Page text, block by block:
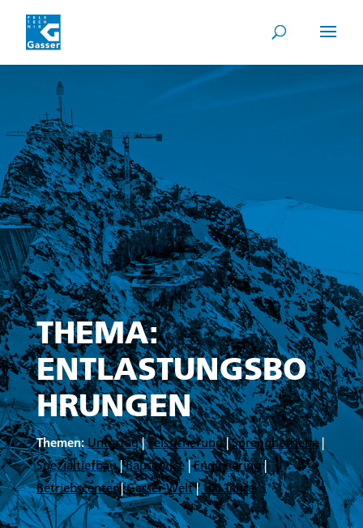
THEMA:
ENTLASTUNGSBO
HRUNGEN
Themen:Untertag|Felssicherung|Sprengbetriebe|
Spezialtiefbau|Bauservice|Engineering|
Betriebscenter|Gasser Welt|100 Jahre